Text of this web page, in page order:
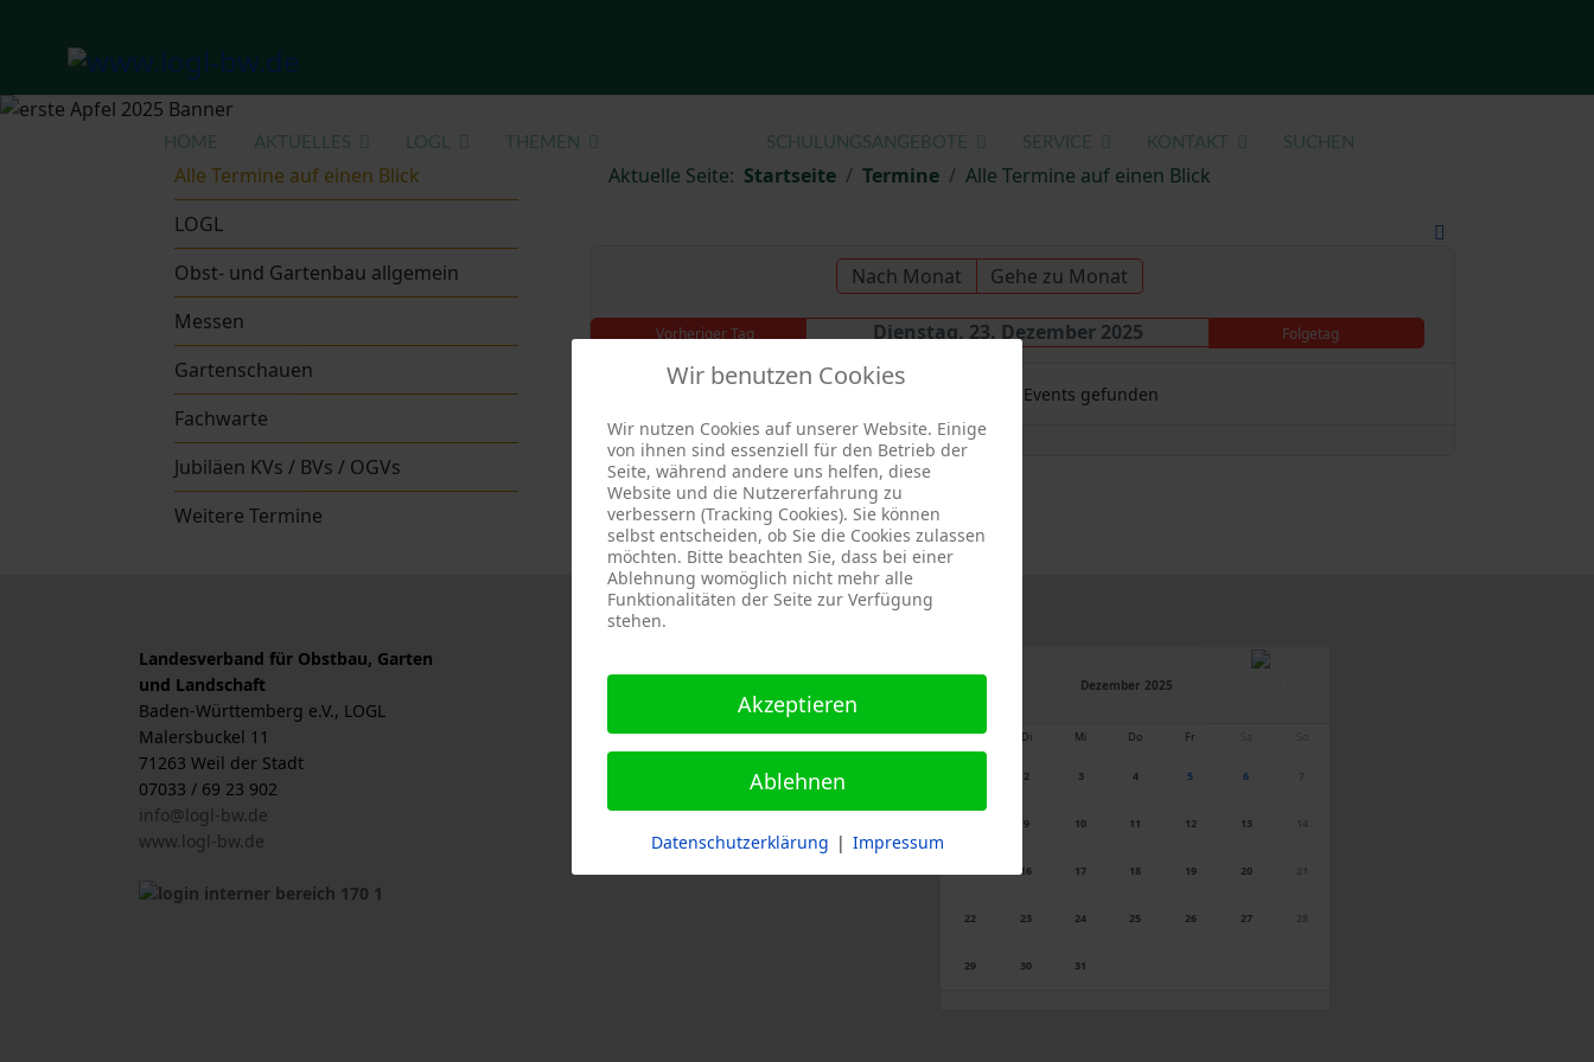
HOME AKTUELLES LOGL THEMEN SCHULUNGSANGEBOTE SERVICE KONTAKT SUCHEN
Alle Termine auf einen Blick
LOGL
Obst- und Gartenbau allgemein
Messen
Gartenschauen
Fachwarte
Jubiläen KVs / BVs / OGVs
Weitere Termine
Aktuelle Seite: Startseite Termine Alle Termine auf einen Blick
Nach Monat Gehe zu Monat
Vorheriger Tag Dienstag, 23. Dezember 2025 Folgetag
Es wurden keine Events gefunden
Landesverband für Obstbau, Garten
und Landschaft
Baden-Württemberg e.V., LOGL
Malersbuckel 11
71263 Weil der Stadt
07033 / 69 23 902
info@logl-bw.de
www.logl-bw.de
Dezember 2025
Mo Di Mi Do Fr
2 3 4 5 6 7
9 10 11 12 13 14
16 17 18 19 20 21
22 23 24 25 26 27 28
29 30 31
Wir benutzen Cookies
Wir nutzen Cookies auf unserer Website. Einige
von ihnen sind essenziell für den Betrieb der
Seite, während andere uns helfen, diese
Website und die Nutzererfahrung zu
verbessern (Tracking Cookies). Sie können
selbst entscheiden, ob Sie die Cookies zulassen
möchten. Bitte beachten Sie, dass bei einer
Ablehnung womöglich nicht mehr alle
Funktionalitäten der Seite zur Verfügung
stehen.
Akzeptieren
Ablehnen
Datenschutzerklärung | Impressum